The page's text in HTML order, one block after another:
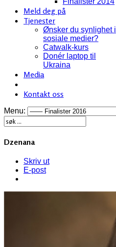
Meld deg på
Tjenester
Ønsker du synlighet i
sosiale medier?
Catwalk-kurs
Donér laptop til
Ukraina
Media
Kontakt oss
Menu:
Dzenana
Skriv ut
E-post